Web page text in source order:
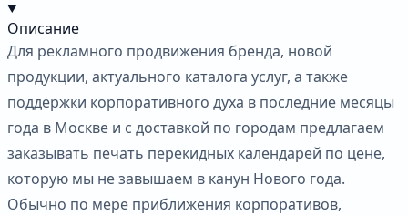
Описание
Для рекламного продвижения бренда, новой
продукции, актуального каталога услуг, а также
поддержки корпоративного духа в последние месяцы
года в Москве и с доставкой по городам предлагаем
заказывать печать перекидных календарей по цене,
которую мы не завышаем в канун Нового года.
Обычно по мере приближения корпоративов,